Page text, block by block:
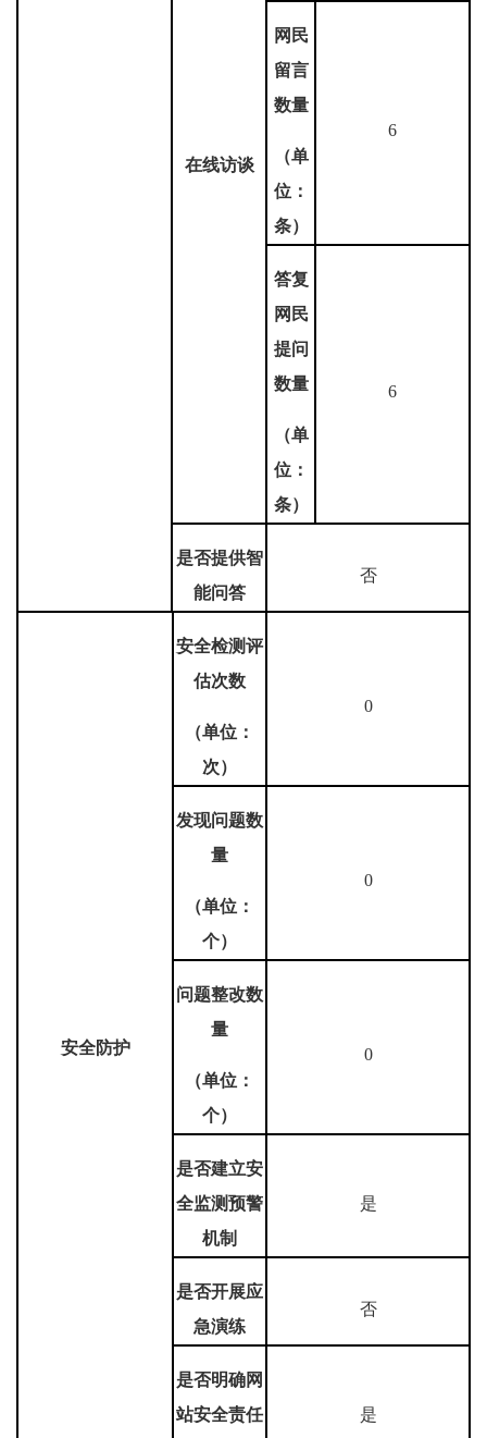
在线访谈
网民
留言
数量
（单
位：
条）
6
答复
网民
提问
数量
（单
位：
条）
6
是否提供智
能问答
否
安全防护
安全检测评
估次数
（单位：
次）
0
发现问题数
量
（单位：
个）
0
问题整改数
量
（单位：
个）
0
是否建立安
全监测预警
机制
是
是否开展应
急演练
否
是否明确网
站安全责任
是